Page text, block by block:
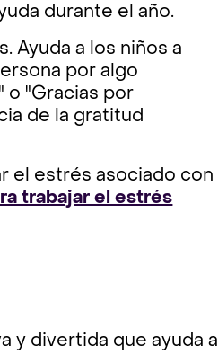
durante el año.
Ayuda a los niños a
por algo
o "Gracias por
de la gratitud
el estrés asociado con
trabajar el estrés
y divertida que ayuda a